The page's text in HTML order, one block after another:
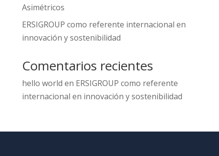
Asimétricos
ERSIGROUP como referente internacional en
innovación y sostenibilidad
Comentarios recientes
hello world en ERSIGROUP como referente
internacional en innovación y sostenibilidad